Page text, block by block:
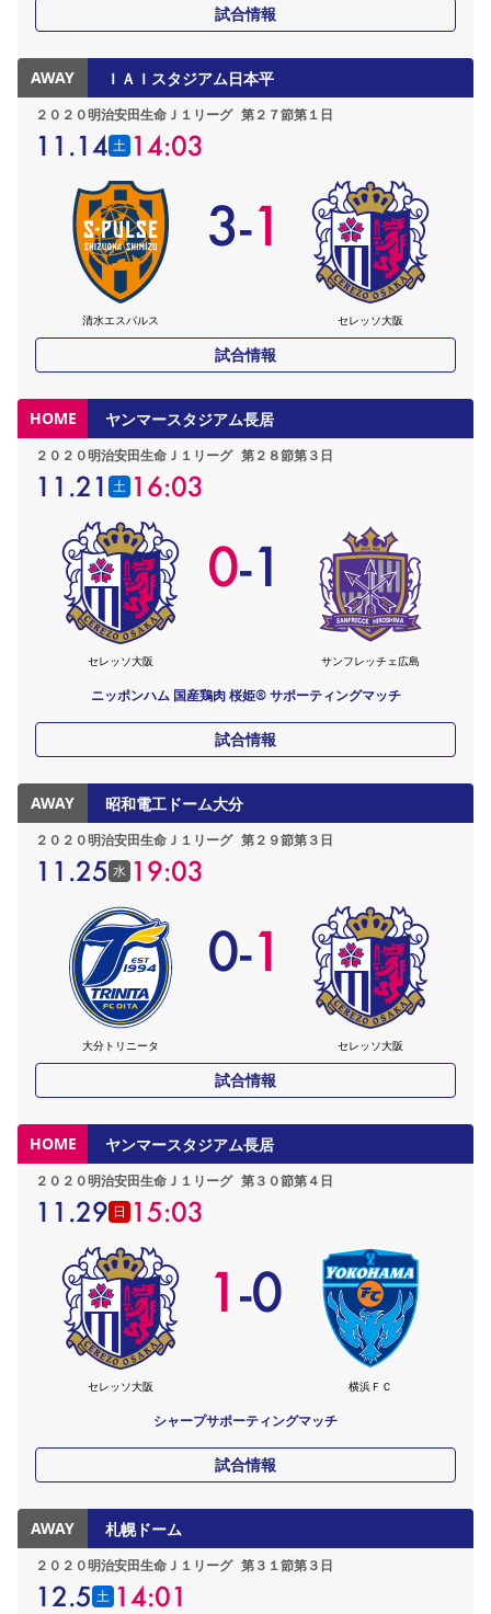
試合情報
AWAY ＩＡＩスタジアム日本平
２０２０明治安田生命Ｊ１リーグ 第２７節第１日
11.14 土 14:03
清水エスパルス
3-1
セレッソ大阪
試合情報
HOME ヤンマースタジアム長居
２０２０明治安田生命Ｊ１リーグ 第２８節第３日
11.21 土 16:03
セレッソ大阪
0-1
サンフレッチェ広島
ニッポンハム 国産鶏肉 桜姫®︎ サポーティングマッチ
試合情報
AWAY 昭和電工ドーム大分
２０２０明治安田生命Ｊ１リーグ 第２９節第３日
11.25 水 19:03
大分トリニータ
0-1
セレッソ大阪
試合情報
HOME ヤンマースタジアム長居
２０２０明治安田生命Ｊ１リーグ 第３０節第４日
11.29 日 15:03
セレッソ大阪
1-0
横浜ＦＣ
シャープサポーティングマッチ
試合情報
AWAY 札幌ドーム
２０２０明治安田生命Ｊ１リーグ 第３１節第３日
12.5 土 14:01